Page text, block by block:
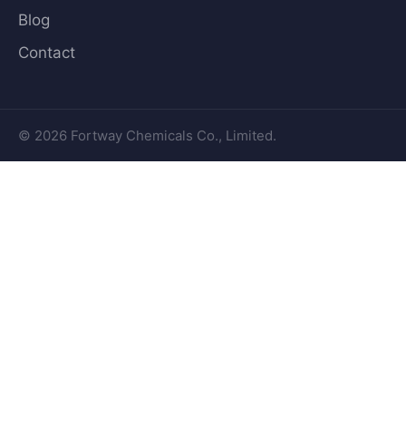
Blog
Contact
© 2026 Fortway Chemicals Co., Limited.